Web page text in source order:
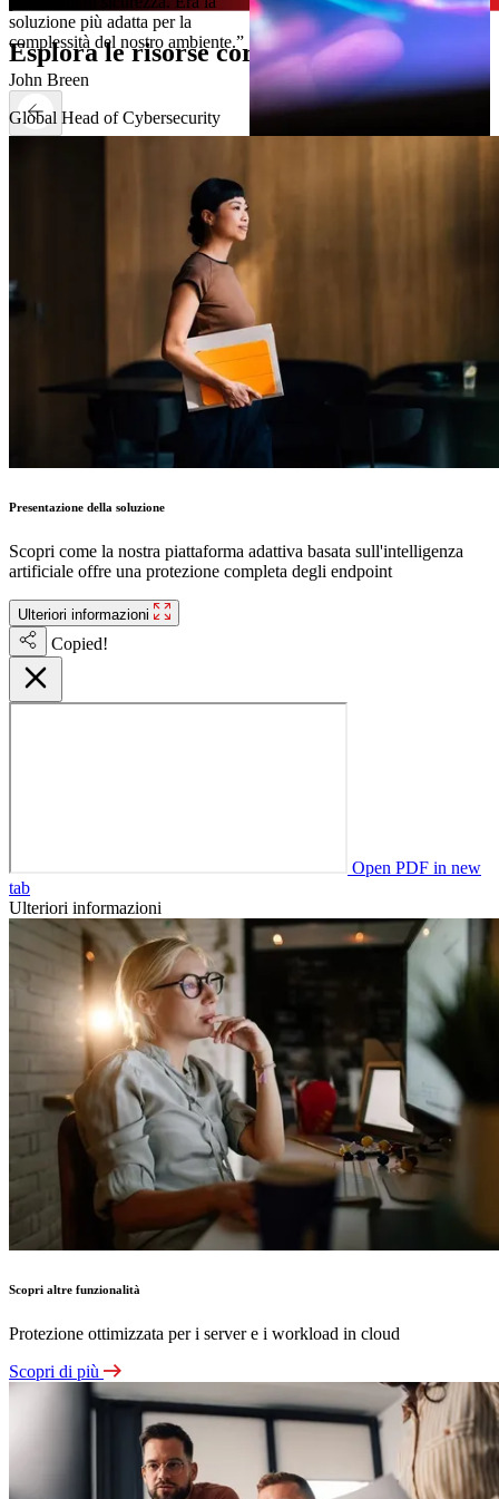
soluzione più adatta per la
complessità del nostro ambiente.”
John Breen
Global Head of Cybersecurity
Esplora le risorse correlate
Presentazione della soluzione
Scopri come la nostra piattaforma adattiva basata sull'intelligenza
artificiale offre una protezione completa degli endpoint
Ulteriori informazioni
Copied!
Open PDF in new
tab
Ulteriori informazioni
Scopri altre funzionalità
Protezione ottimizzata per i server e i workload in cloud
Scopri di più